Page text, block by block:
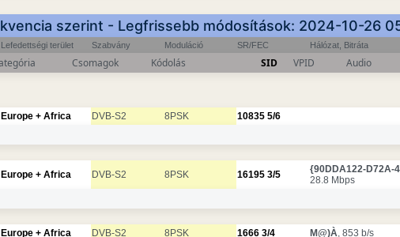
szerint - Legfrissebb módosítások: 2024-10-26
Lefedettségi terület Szabvány Moduláció SR/FEC Hálózat, Bitráta
Csomagok Kódolás SID VPID Audio
Europe + Africa DVB-S2 8PSK 10835 5/6
Europe + Africa DVB-S2 8PSK 16195 3/5 {90DDA122-D72A-
28.8 Mbps
Europe + Africa DVB-S2 8PSK 1666 3/4 M@)À, 853 b/s